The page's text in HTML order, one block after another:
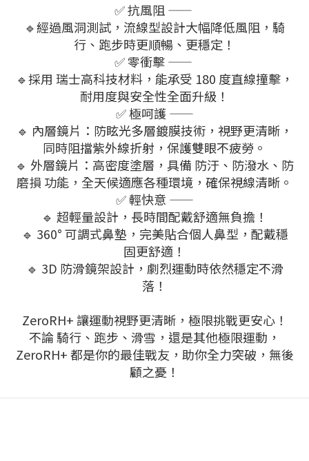
✅ 抗風阻 ——
🔹經過風洞測試，流線型設計大幅降低風阻，騎
行、跑步時更順暢、更穩定！
✅ 零衝擊 ——
🔹採用 瑞士高科技材料，能承受 180 度直線撞擊，
耐用度與安全性全面升級！
✅ 極呵護 ——
🔹 內層鏡片：防眩光多層鍍膜技術，視野更清晰，
同時阻擋紫外線折射，保護雙眼不疲勞。
🔹 外層鏡片：高密度塗層，具備 防汙、防潑水、防
磨損 功能，全天候適應各種環境，確保視線清晰。
✅ 輕快意 ——
🔹 超輕量設計，長時間配戴舒適無負擔！
🔹 360° 可調式鼻墊，完美貼合個人鼻型，配戴穩
固更舒適！
🔹 3D 防滑鏡架設計，劇烈運動時依然穩定不滑
落！
ZeroRH+ 讓運動視野更清晰，極限挑戰更安心！
不論 騎行、跑步、滑雪，還是其他極限運動，
ZeroRH+ 都是你的最佳戰友，助你全力突破，無後
顧之憂！